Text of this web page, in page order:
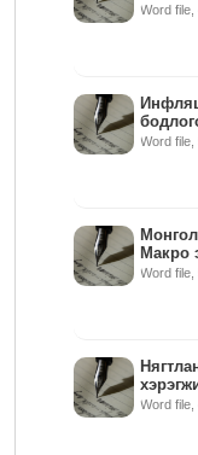
Word file,
Word file,
Макро
Word file,
Word file,